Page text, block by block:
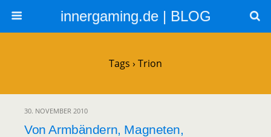
innergaming.de | BLOG
Tags › Trion
30. NOVEMBER 2010
Von Armbändern, Magneten,